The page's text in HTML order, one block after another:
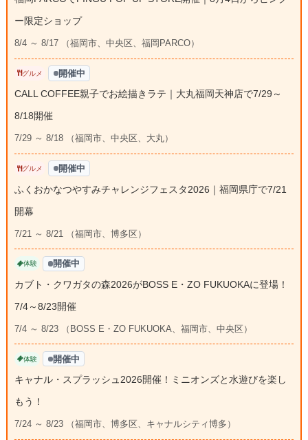
ー限定ショップ
8/4 ～ 8/17 （福岡市、中央区、福岡PARCO）
グルメ 開催中
CALL COFFEE親子でお絵描きラテ｜大丸福岡天神店で7/29～
8/18開催
7/29 ～ 8/18 （福岡市、中央区、大丸）
グルメ 開催中
ふくおかなつやすみチャレンジフェスタ2026｜福岡県庁で7/21
開幕
7/21 ～ 8/21 （福岡市、博多区）
体験 開催中
カブト・クワガタの森2026がBOSS E・ZO FUKUOKAに登場！
7/4～8/23開催
7/4 ～ 8/23 （BOSS E・ZO FUKUOKA、福岡市、中央区）
体験 開催中
キャナル・スプラッシュ2026開催！ミニオンズと水遊びを楽し
もう！
7/24 ～ 8/23 （福岡市、博多区、キャナルシティ博多）